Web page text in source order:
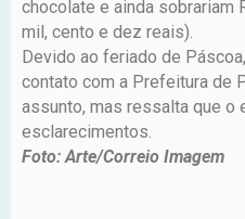
chocolate e ainda sobrariam
mil, cento e dez reais).
Devido ao feriado de
contato com a Prefeitura de
assunto, mas ressalta que o
esclarecimentos.
Foto: Arte/Correio Imagem